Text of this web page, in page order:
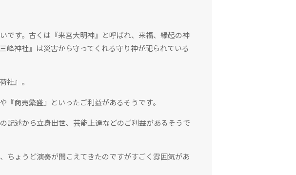
です。古くは『来宮大明神』と呼ばれ、来福、縁起の神
峰神社』は災害から守ってくれる守り神が祀られている
社』。
商売繁盛』といったご利益があるそうです。
記述から立身出世、芸能上達などのご利益があるそうで
ちょうど演奏が聞こえてきたのですがすごく雰囲気があ